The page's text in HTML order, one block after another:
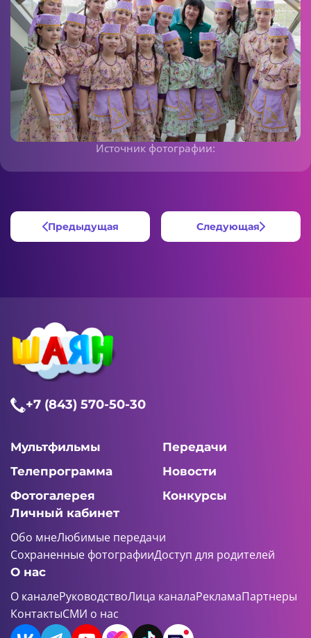
Источник фотографии:
Предыдущая Следующая
+7 (843) 570-50-30
Мультфильмы
Передачи
Телепрограмма
Новости
Фотогалерея
Конкурсы
Личный кабинет
Обо мнеЛюбимые передачи
Сохраненные фотографииДоступ для родителей
О нас
О каналеРуководствоЛица каналаРекламаПартнеры
КонтактыСМИ о нас